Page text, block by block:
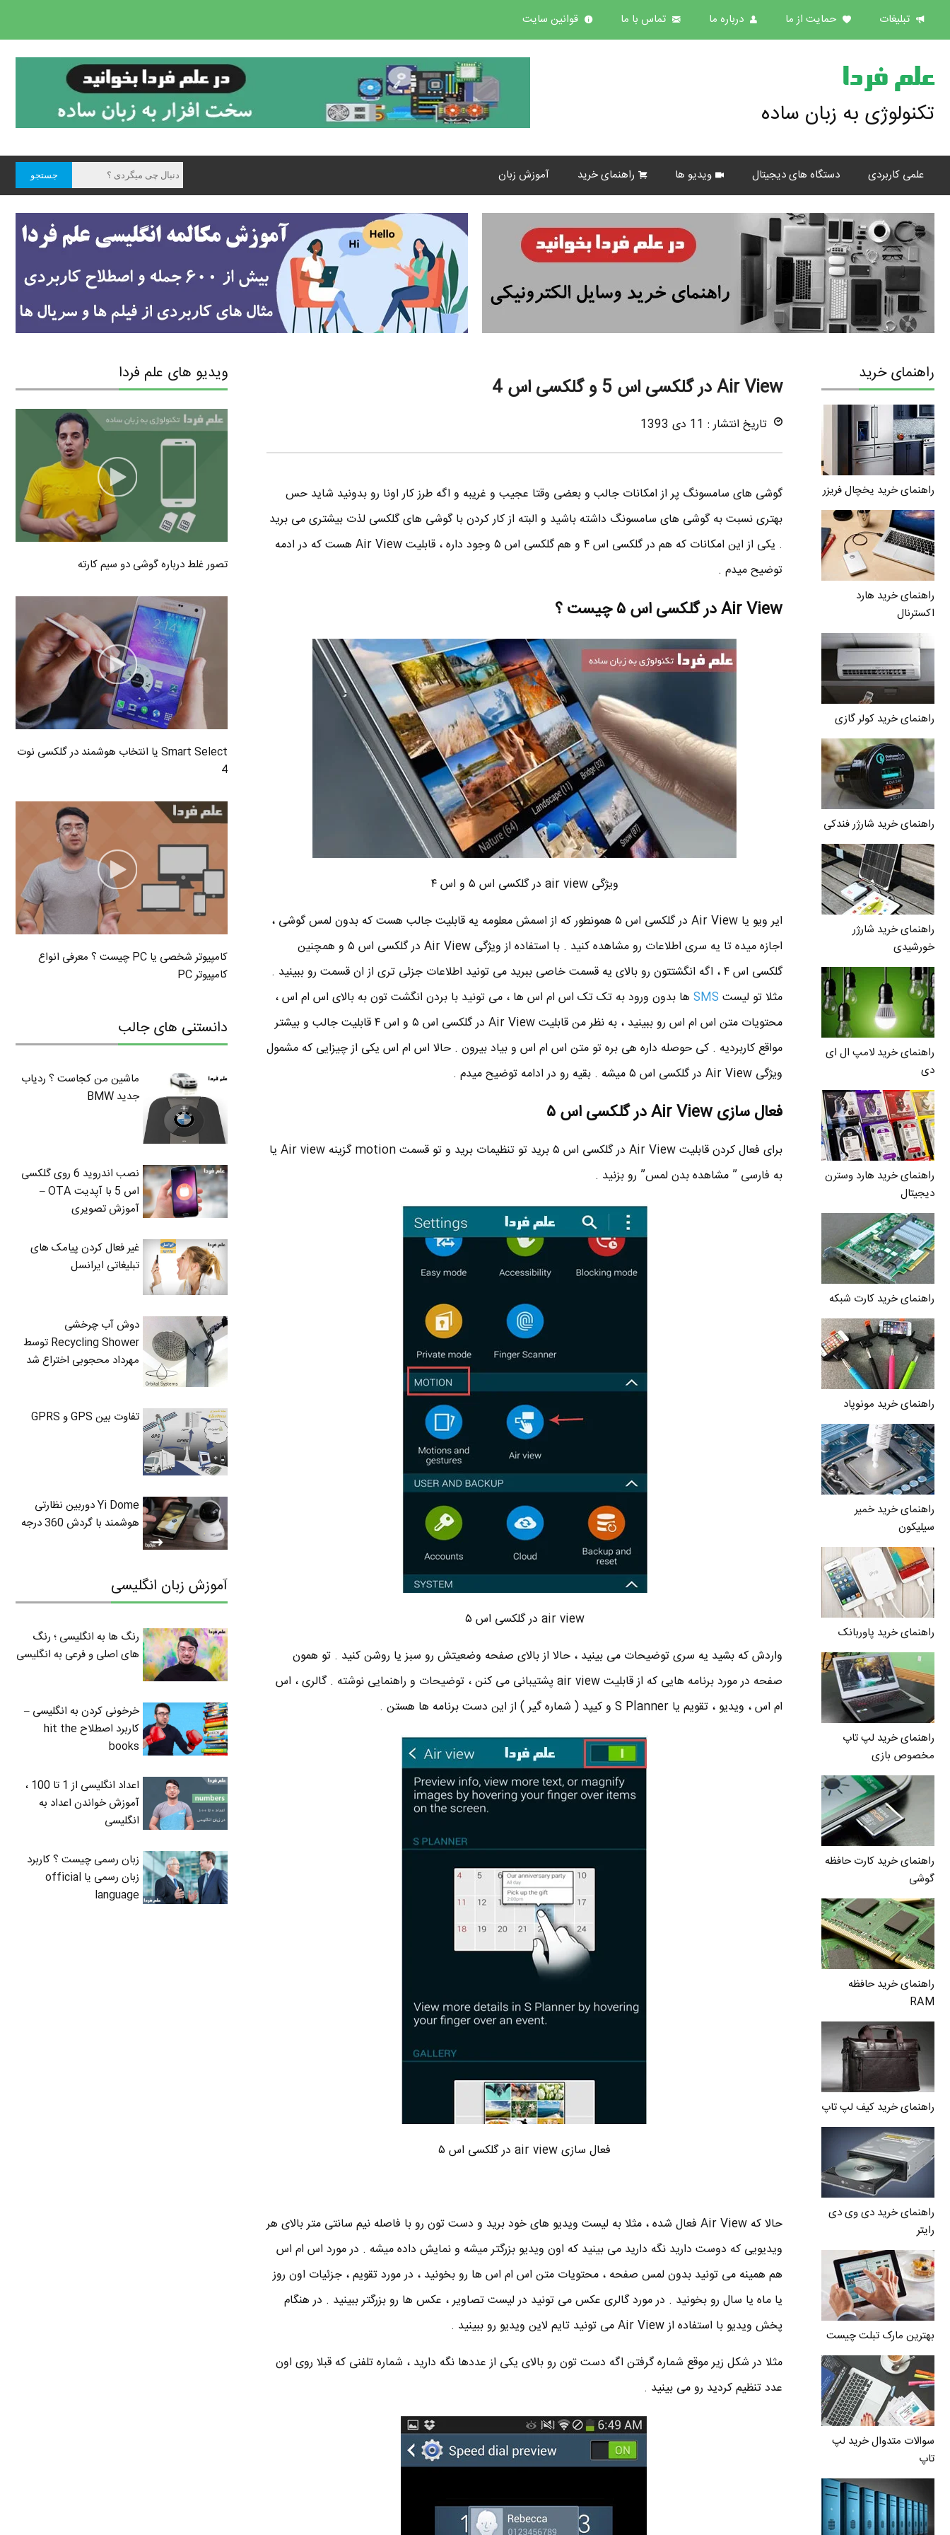
تبلیغات حمایت از ما درباره ما تماس با ما قوانین سایت
علم فردا
تکنولوژی به زبان ساده
علمی کاربردی دستگاه های دیجیتال ویدیو ها راهنمای خرید آموزش زبان
راهنمای خرید
راهنمای خرید یخچال فریزر
راهنمای خرید هارد
اکسترنال
راهنمای خرید کولر گازی
راهنمای خرید شارژر فندکی
راهنمای خرید شارژر
خورشیدی
راهنمای خرید لامپ ال ای
دی
راهنمای خرید هارد وسترن
دیجیتال
راهنمای خرید کارت شبکه
راهنمای خرید مونوپاد
راهنمای خرید خمیر
سیلیکون
راهنمای خرید پاوربانک
راهنمای خرید لپ تاپ
مخصوص بازی
راهنمای خرید کارت حافظه
گوشی
راهنمای خرید حافظه
RAM
راهنمای خرید کیف لپ تاپ
راهنمای خرید دی وی دی
رایتر
بهترین مارک تبلت چیست
سوالات متدوال خرید لپ
تاپ
Air View در گلکسی اس 5 و گلکسی اس 4
تاریخ انتشار : 11 دی 1393
گوشی های سامسونگ پر از امکانات جالب و بعضی وقتا عجیب و غریبه و اگه طرز کار اونا رو بدونید شاید حس
بهتری نسبت به گوشی های سامسونگ داشته باشید و البته از کار کردن با گوشی های گلکسی لذت بیشتری می برید
. یکی از این امکانات که هم در گلکسی اس ۴ و هم گلکسی اس ۵ وجود داره ، قابلیت Air View هست که در ادمه
توضیح میدم .
Air View در گلکسی اس ۵ چیست ؟
ویژگی air view در گلکسی اس ۵ و اس ۴
ایر ویو یا Air View در گلکسی اس ۵ همونطور که از اسمش معلومه یه قابلیت جالب هست که بدون لمس گوشی ،
اجازه میده تا یه سری اطلاعات رو مشاهده کنید . با استفاده از ویژگی Air View در گلکسی اس ۵ و همچنین
گلکسی اس ۴ ، اگه انگشتتون رو بالای یه قسمت خاصی ببرید می تونید اطلاعات جزئی تری از ان قسمت رو ببینید .
مثلا تو لیست SMS ها بدون ورود به تک تک اس ام اس ها ، می تونید با بردن انگشت تون به بالای اس ام اس ،
محتویات متن اس ام اس رو ببینید ، به نظر من قابلیت Air View در گلکسی اس ۵ و اس ۴ قابلیت جالب و بیشتر
مواقع کاربردیه . کی حوصله داره هی بره تو متن اس ام اس و بیاد بیرون . حالا اس ام اس یکی از چیزایی که مشمول
ویژگی Air View در گلکسی اس ۵ میشه . بقیه رو در ادامه توضیح میدم .
فعال سازی Air View در گلکسی اس ۵
برای فعال کردن قابلیت Air View در گلکسی اس ۵ برید تو تنظیمات برید و تو قسمت motion گزینه Air view یا
به فارسی ” مشاهده بدن لمس” رو بزنید .
air view در گلکسی اس ۵
واردش که بشید یه سری توضیحات می بینید ، حالا از بالای صفحه وضعیتش رو سبز یا روشن کنید . تو همون
صفحه در مورد برنامه هایی که از قابلیت air view پشتیبانی می کنن ، توضیحات و راهنمایی نوشته . گالری ، اس
ام اس ، ویدیو ، تقویم یا S Planner و کیپد ( شماره گیر ) از این دست برنامه ها هستن .
فعال سازی air view در گلکسی اس ۵
حالا که Air View فعال شده ، مثلا به لیست ویدیو های خود برید و دست تون رو با فاصله نیم سانتی متر بالای هر
ویدیویی که دوست دارید نگه دارید می بینید که اون ویدیو بزرگتر میشه و نمایش داده میشه . در مورد اس ام اس
هم همینه می تونید بدون لمس صفحه ، محتویات متن اس ام اس ها رو بخونید ، در مورد تقویم ، جزئیات اون روز
یا ماه یا سال رو بخونید . در مورد گالری عکس می تونید در لیست تصاویر ، عکس ها رو بزرگتر ببینید . در هنگام
پخش ویدیو با استفاده از Air View می تونید تایم لاین ویدیو رو ببینید .
مثلا در شکل زیر موقع شماره گرفتن اگه دست تون رو بالای یکی از عددها نگه دارید ، شماره تلفنی که قبلا روی اون
عدد تنظیم کردید رو می بینید .
ویدیو های علم فردا
تصور غلط درباره گوشی دو سیم کارته
Smart Select یا انتخاب هوشمند در گلکسی نوت
4
کامپیوتر شخصی یا PC چیست ؟ معرفی انواع
کامپیوتر PC
دانستنی های جالب
ماشین من کجاست ؟ ردیاب
جدید BMW
نصب اندروید 6 روی گلکسی
اس 5 با آپدیت OTA –
آموزش تصویری
غیر فعال کردن پیامک های
تبلیغاتی ایرانسل
دوش آب چرخشی
Recycling Shower توسط
مهرداد محجوبی اختراع شد
تفاوت بین GPS و GPRS
Yi Dome دوربین نظارتی
هوشمند با گردش 360 درجه
آموزش زبان انگلیسی
رنگ ها به انگلیسی ؛ رنگ
های اصلی و فرعی به انگلیسی
خرخونی کردن به انگلیسی –
کاربرد اصطلاح hit the
books
اعداد انگلیسی از 1 تا 100 ،
آموزش خواندن اعداد به
انگلیسی
زبان رسمی چیست ؟ کاربرد
زبان رسمی یا official
language